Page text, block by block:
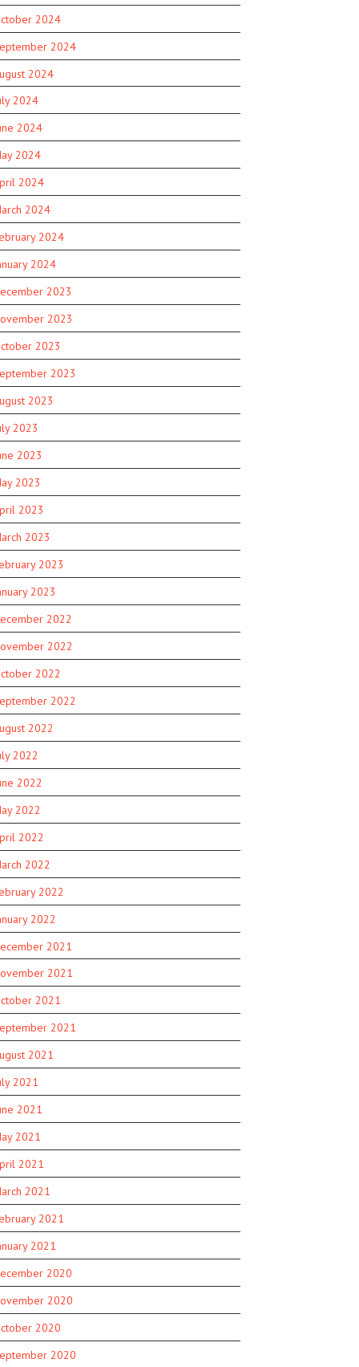
2024
2024
2024
2024
2024
2024
2024
2024
2024
2024
2023
2023
2023
2023
2023
2023
2023
2023
2023
2023
2023
2023
2022
2022
2022
2022
2022
2022
2022
2022
2022
2022
2022
2022
2021
2021
2021
2021
2021
2021
2021
2021
2021
2021
2021
2021
2020
2020
2020
2020